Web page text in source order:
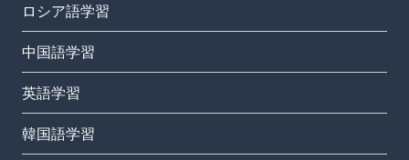
ロシア語学習
中国語学習
英語学習
韓国語学習